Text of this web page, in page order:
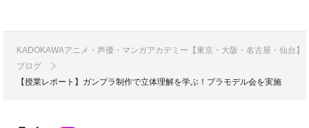
KADOKAWAアニメ・声優・マンガアカデミー【東京・大阪・名古屋・仙台】
ブログ
【授業レポート】ガンプラ制作で立体理解を学ぶ！プラモデル会を実施